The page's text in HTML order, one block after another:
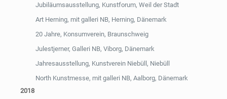
Jubiläumsausstellung, Kunstforum, Weil der Stadt
Art Herning, mit galleri NB, Herning, Dänemark
20 Jahre, Konsumverein, Braunschweig
Julestjerner, Galleri NB, Viborg, Dänemark
Jahresausstellung, Kunstverein Niebüll, Niebüll
North Kunstmesse, mit galleri NB, Aalborg, Dänemark
2018